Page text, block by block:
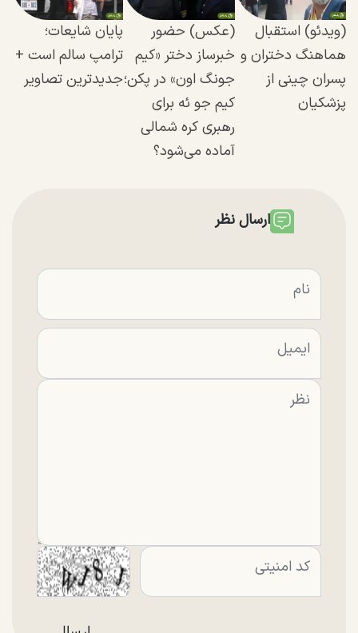
(ویدئو) استقبال
هماهنگ دختران و
پسران چینی از
پزشکیان
(عکس) حضور
خبرساز دختر «کیم
جونگ اون» در پکن؛
کیم جو ئه برای
رهبری کره شمالی
آماده می‌شود؟
پایان شایعات؛
ترامپ سالم است +
جدیدترین تصاویر
ارسال نظر